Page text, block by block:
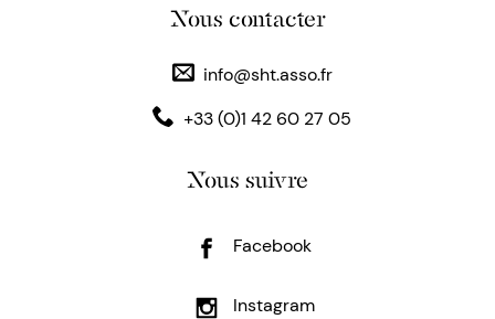
Nous contacter
info@sht.asso.fr
+33 (0)1 42 60 27 05
Nous suivre
Facebook
Instagram